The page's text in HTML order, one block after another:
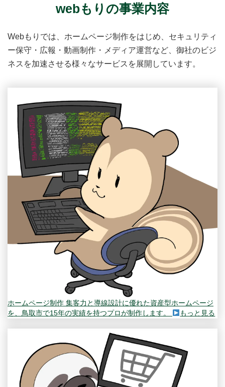
webもりの事業内容
Webもりでは、ホームページ制作をはじめ、セキュリティ
ー保守・広報・動画制作・メディア運営など、御社のビジ
ネスを加速させる様々なサービスを展開しています。
ホームページ制作 集客力と導線設計に優れた資産型ホームページ
を、鳥取市で15年の実績を持つプロが制作します。
もっと見る